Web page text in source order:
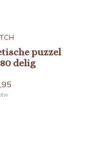
puzzel
delig